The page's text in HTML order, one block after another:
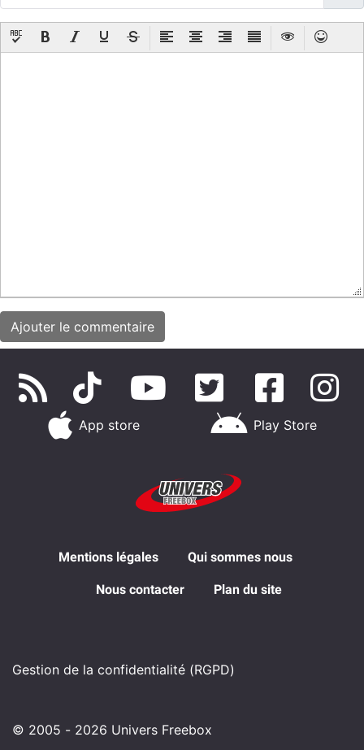
App store Play Store
Mentions légales Qui sommes nous
Nous contacter Plan du site
Gestion de la confidentialité (RGPD)
© 2005 - 2026 Univers Freebox